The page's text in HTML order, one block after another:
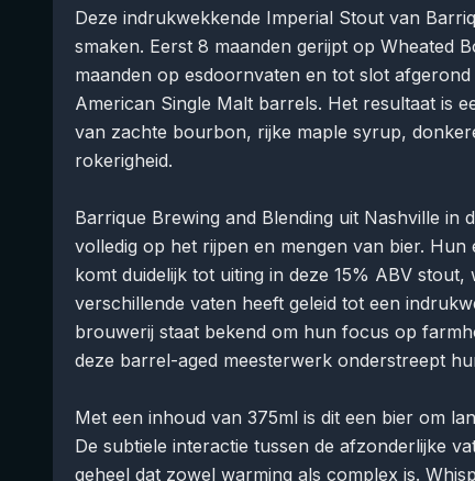
Deze indrukwekkende Imperial Stout van
smaken. Eerst 8 maanden gerijpt op Wheated
maanden op esdoornvaten en tot slot
American Single Malt barrels. Het resultaat is
van zachte bourbon, rijke maple syrup,
rokerigheid.
Barrique Brewing and Blending uit Nashville in
volledig op het rijpen en mengen van bier.
komt duidelijk tot uiting in deze 15% ABV
verschillende vaten heeft geleid tot een
brouwerij staat bekend om hun focus op
deze barrel-aged meesterwerk onderstreept
Met een inhoud van 375ml is dit een bier om
De subtiele interactie tussen de afzonderlijke
geheel dat zowel warming als complex is.